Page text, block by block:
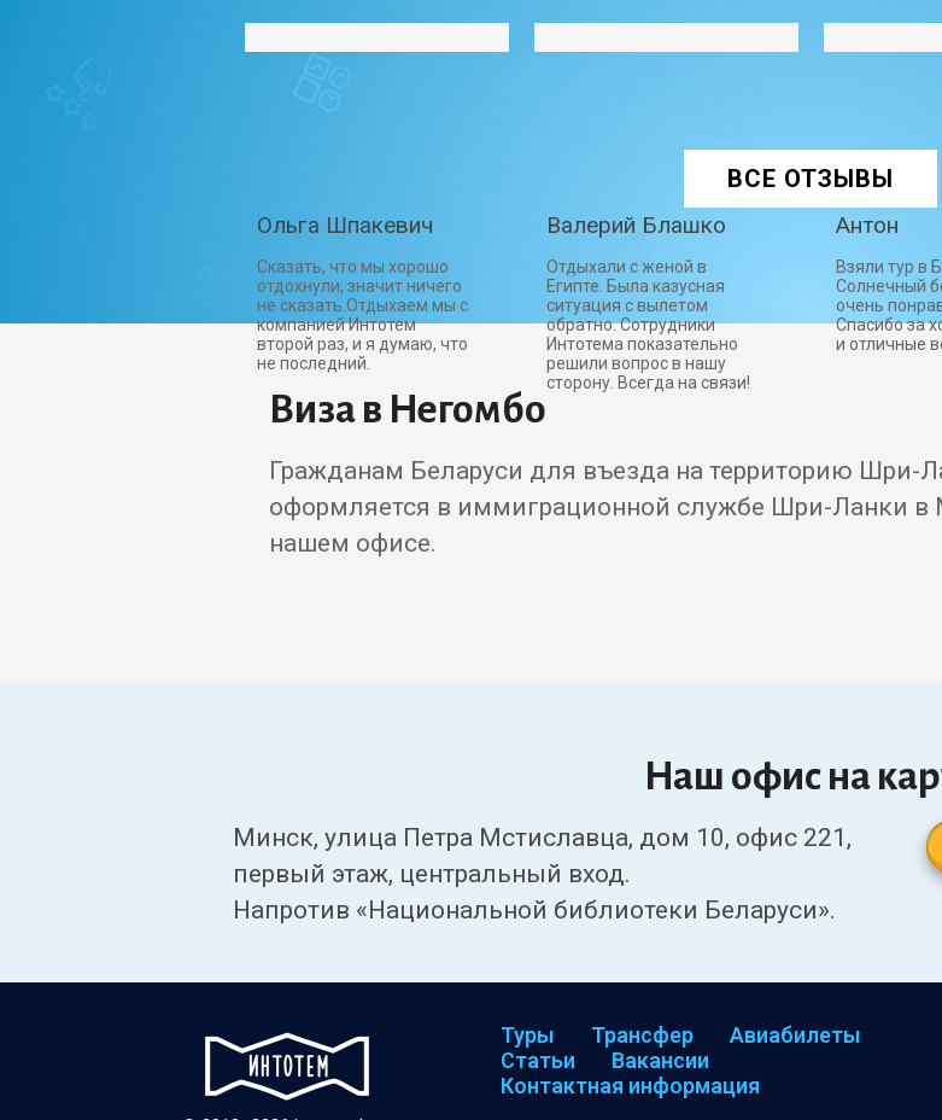
Ольга Шпакевич
Сказать, что мы хорошо
отдохнули, значит ничего
не сказать.Отдыхаем мы с
компанией Интотем
второй раз, и я думаю, что
не последний.
Валерий Блашко
Отдыхали с женой в
Египте. Была казусная
ситуация с вылетом
обратно. Сотрудники
Интотема показательно
решили вопрос в нашу
сторону. Всегда на связи!
Антон
Взяли тур в
Солнечный
очень
Спасибо за
и отличные
ВСЕ ОТЗЫВЫ
Виза в Негомбо
Гражданам Беларуси для въезда на территорию Шри-
оформляется в иммиграционной службе Шри-Ланки в
нашем офисе.
Наш офис на
Минск, улица Петра Мстиславца, дом 10, офис 221,
первый этаж, центральный вход.
Напротив «Национальной библиотеки Беларуси».
Туры Трансфер
Авиабилеты
Статьи
Вакансии
Контактная информация